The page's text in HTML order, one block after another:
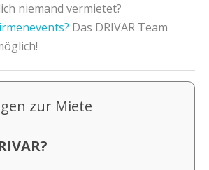
niemand vermietet?
Das DRIVAR Team
zur Miete